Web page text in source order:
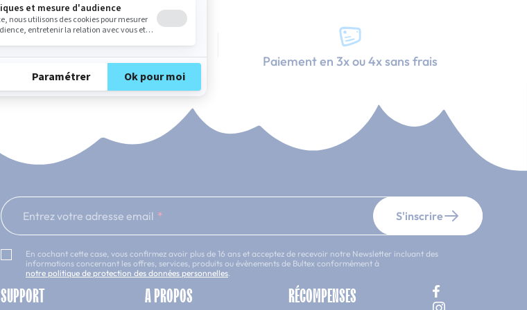
101 nuits d'essai* Paiement en 3x ou 4x sans frais
Entrez votre adresse email S'inscrire
En cochant cette case, vous confirmez avoir plus de 16 ans et acceptez de recevoir notre Newsletter incluant des
informations concernant les offres, services, produits ou évènements de Bultex conformément à
notre politique de protection des données personnelles
SUPPORT A PROPOS RÉCOMPENSES